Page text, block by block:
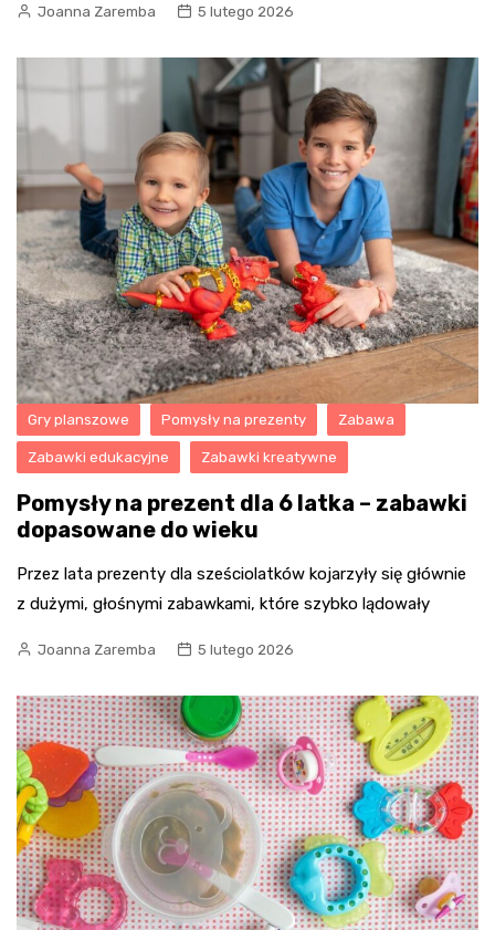
Joanna Zaremba 5 lutego 2026
Gry planszowe Pomysły na prezenty Zabawa
Zabawki edukacyjne Zabawki kreatywne
Pomysły na prezent dla 6 latka – zabawki
dopasowane do wieku
Przez lata prezenty dla sześciolatków kojarzyły się głównie
z dużymi, głośnymi zabawkami, które szybko lądowały
Joanna Zaremba 5 lutego 2026